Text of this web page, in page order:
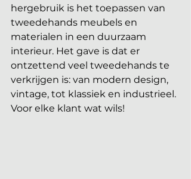
hergebruik is het toepassen van
tweedehands meubels en
materialen in een duurzaam
interieur. Het gave is dat er
ontzettend veel tweedehands te
verkrijgen is: van modern design,
vintage, tot klassiek en industrieel.
Voor elke klant wat wils!